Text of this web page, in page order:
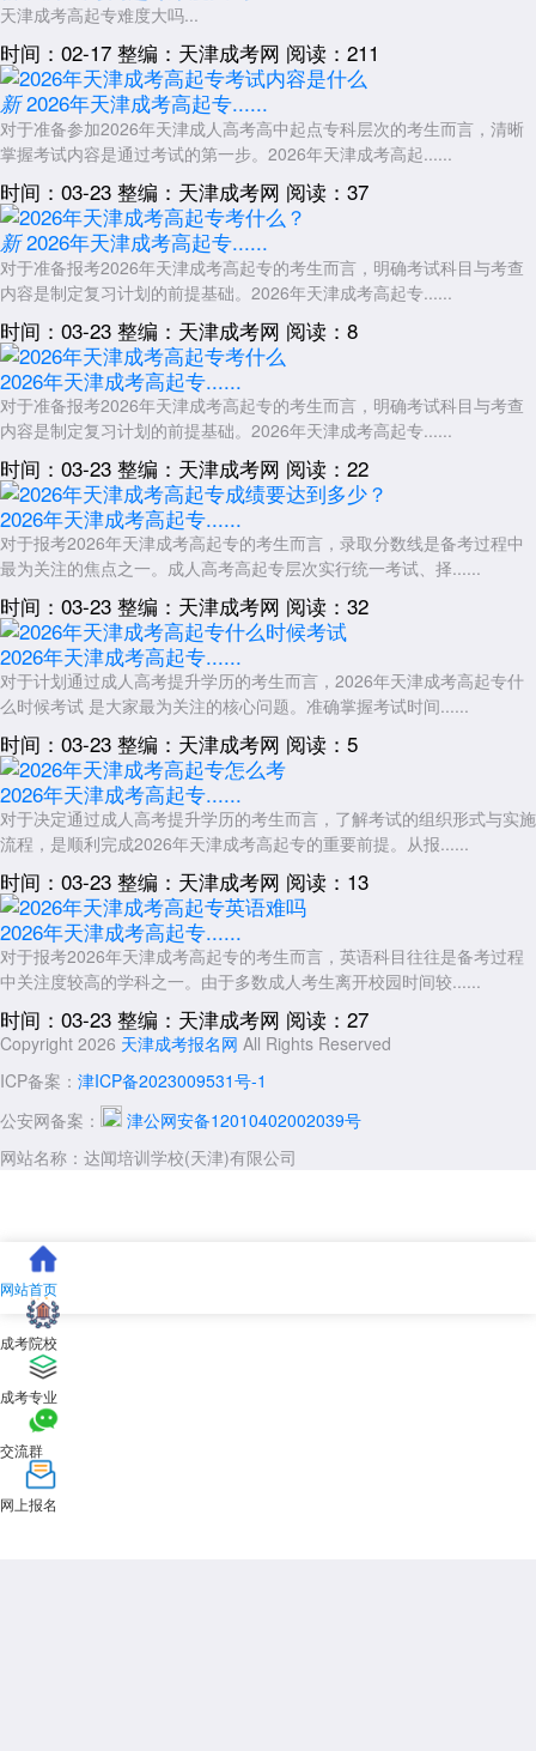
高等学校招生专业目录》中予以公布。考生可在报名阶段登录官方网站查
询，也可通过各招生院校继续教育学院网站查阅院校发布的招生简章。需
要注意的是，各院校的招生专业每年可能有所调整，考生应以当年官方发
布的专业目录为准。
2026年天津成考高起专的专业设置较为丰富，学科门类较为齐全，
能够满足不同考生的报考需求。考生应在充分了解各专业培养方向、报考
条件、考试科目等信息的基础上，结合自身职业规划与学习能力，审慎选
择报考专业，为后续的学习与职业发展奠定基础。
展开全文
天津成考高起专难度大吗...
时间：02-17 整编：天津成考网 阅读：211
新 2026年天津成考高起专......
对于准备参加2026年天津成人高考高中起点专科层次的考生而言，清晰
掌握考试内容是通过考试的第一步。2026年天津成考高起......
时间：03-23 整编：天津成考网 阅读：37
新 2026年天津成考高起专......
对于准备报考2026年天津成考高起专的考生而言，明确考试科目与考查
内容是制定复习计划的前提基础。2026年天津成考高起专......
时间：03-23 整编：天津成考网 阅读：8
2026年天津成考高起专......
对于准备报考2026年天津成考高起专的考生而言，明确考试科目与考查
内容是制定复习计划的前提基础。2026年天津成考高起专......
时间：03-23 整编：天津成考网 阅读：22
2026年天津成考高起专......
对于报考2026年天津成考高起专的考生而言，录取分数线是备考过程中
最为关注的焦点之一。成人高考高起专层次实行统一考试、择......
时间：03-23 整编：天津成考网 阅读：32
2026年天津成考高起专......
对于计划通过成人高考提升学历的考生而言，2026年天津成考高起专什
么时候考试 是大家最为关注的核心问题。准确掌握考试时间......
时间：03-23 整编：天津成考网 阅读：5
2026年天津成考高起专......
对于决定通过成人高考提升学历的考生而言，了解考试的组织形式与实施
流程，是顺利完成2026年天津成考高起专的重要前提。从报......
时间：03-23 整编：天津成考网 阅读：13
2026年天津成考高起专......
对于报考2026年天津成考高起专的考生而言，英语科目往往是备考过程
中关注度较高的学科之一。由于多数成人考生离开校园时间较......
时间：03-23 整编：天津成考网 阅读：27
Copyright 2026 天津成考报名网 All Rights Reserved
ICP备案： 津ICP备2023009531号-1
公安网备案：
津公网安备12010402002039号
网站名称：达闻培训学校(天津)有限公司
网站首页
成考院校
成考专业
交流群
网上报名